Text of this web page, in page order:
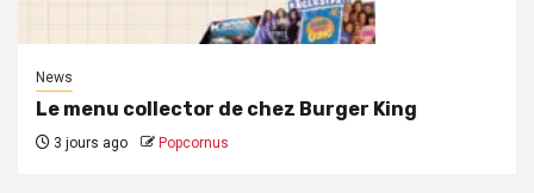
News
Le menu collector de chez Burger King
3 jours ago Popcornus